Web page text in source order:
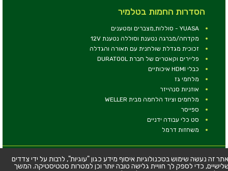
הסדרות החמות בטלמיר
YUASA - סוללות,מצברים ומטענים
מקדחה/מברגה נטענת וסוללה נטענת 12V
זכוכית מגדלת שולחנית עם תאורה והגדלה
פליירים וקאטרים של חברת DURATOOL
כבלי HDMI איכותיים
מלחמי גז
אוזניות סנהייזר
מלחמים וציוד הלחמה מבית WELLER
ספייסר
סט כלי עבודה ידניים
משחזות דרמל
© כל הזכויות שמורות - טלמיר אלקטרוניקה בע''מ
כתובת: דרך העצמאות 63, חיפה
זה נעשה שימוש בטכנולוגיות איסוף מידע כגון "עוגיות", לרבות על ידי צדדים
כדי לספק לך חוויית גלישה טובה יותר וכן למטרות סטטיסטיקה. המשך